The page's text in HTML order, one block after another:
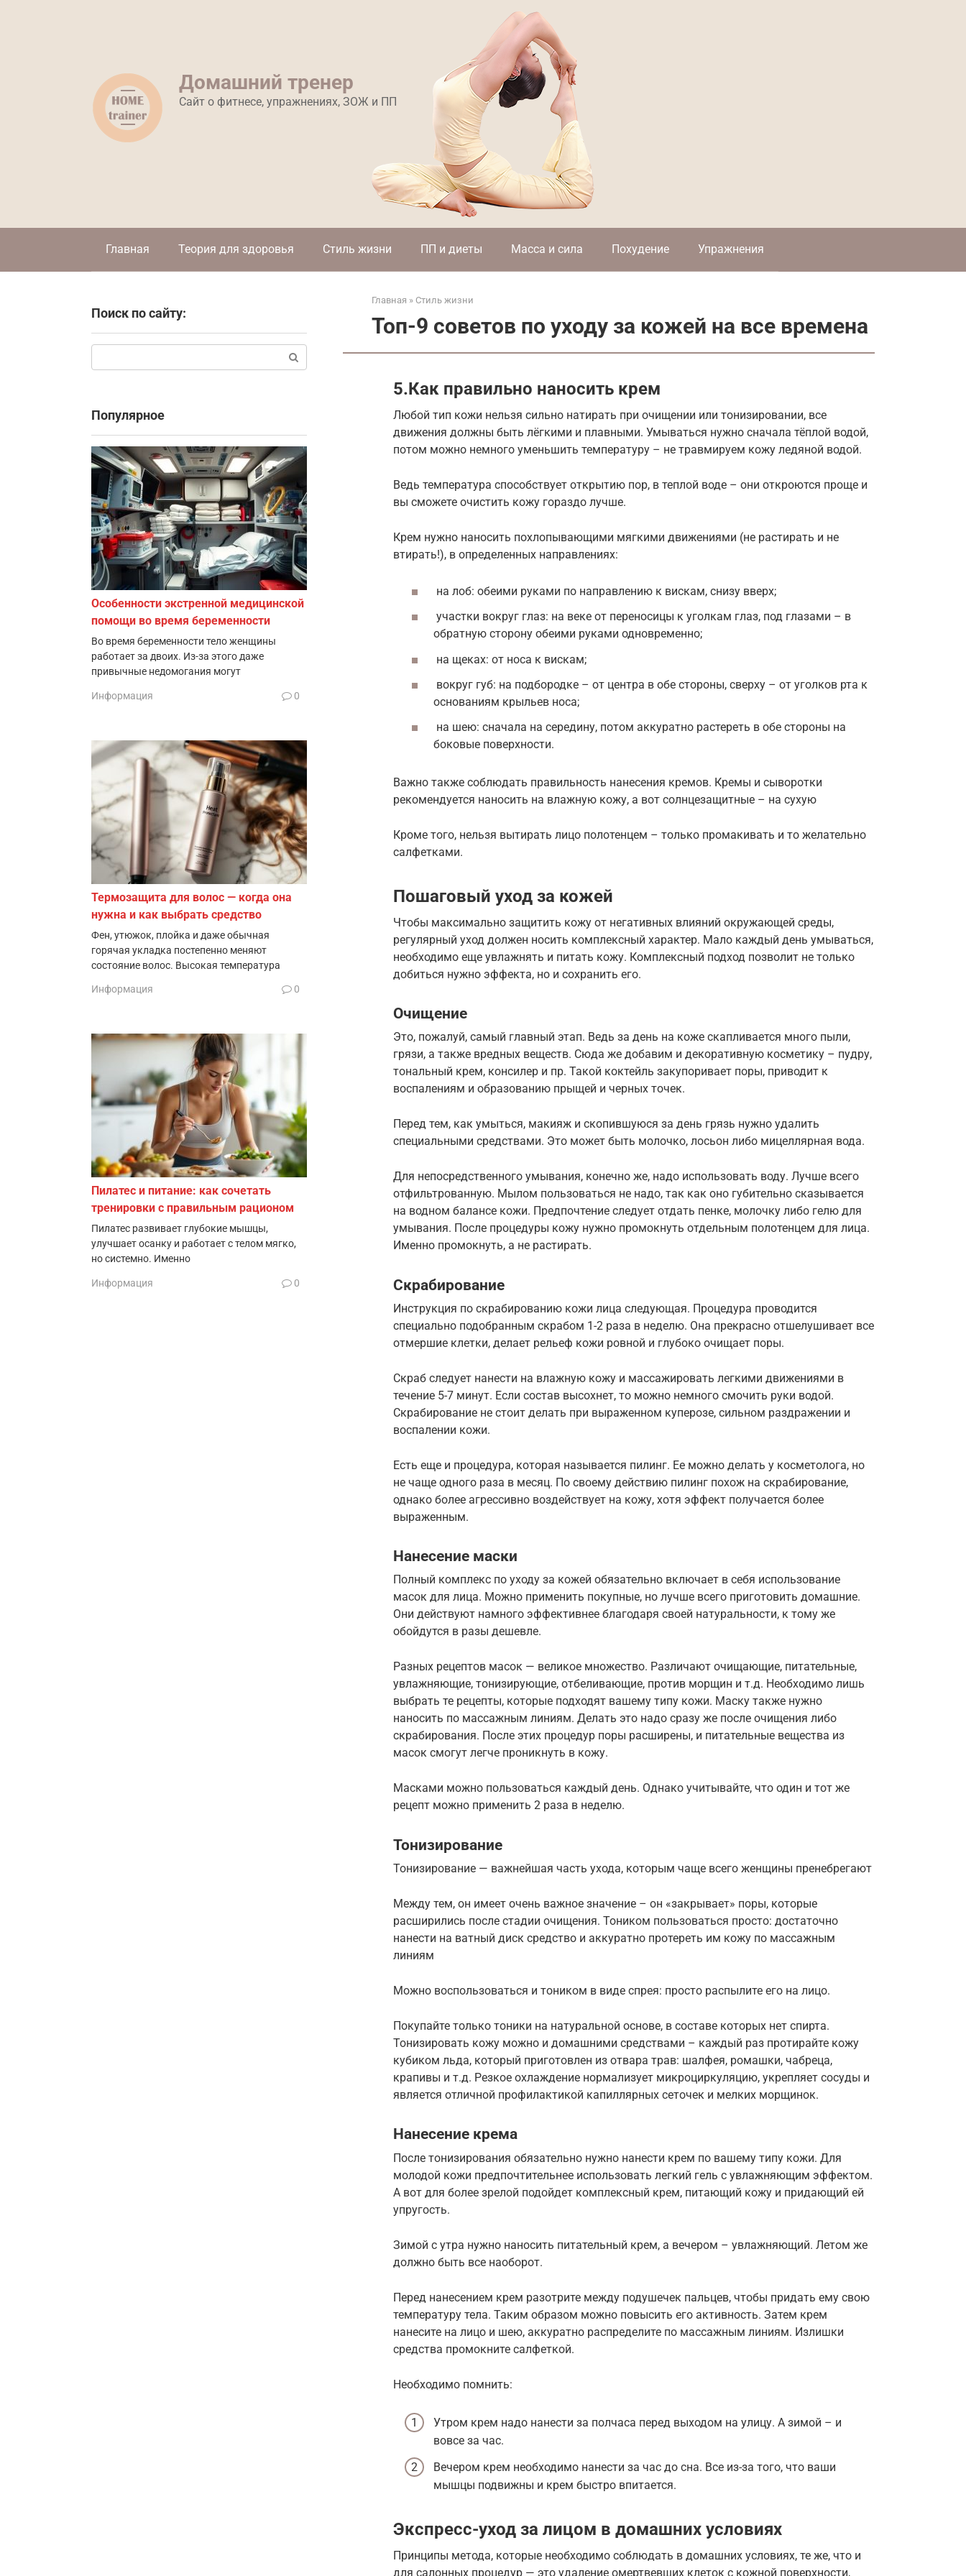
Домашний тренер
Сайт о фитнесе, упражнениях, ЗОЖ и ПП
Главная Теория для здоровья Стиль жизни ПП и диеты Масса и сила Похудение Упражнения
Главная » Стиль жизни
Топ-9 советов по уходу за кожей на все времена
5.Как правильно наносить крем
Любой тип кожи нельзя сильно натирать при очищении или тонизировании, все
движения должны быть лёгкими и плавными. Умываться нужно сначала тёплой водой,
потом можно немного уменьшить температуру – не травмируем кожу ледяной водой.
Ведь температура способствует открытию пор, в теплой воде – они откроются проще и
вы сможете очистить кожу гораздо лучше.
Крем нужно наносить похлопывающими мягкими движениями (не растирать и не
втирать!), в определенных направлениях:
на лоб: обеими руками по направлению к вискам, снизу вверх;
участки вокруг глаз: на веке от переносицы к уголкам глаз, под глазами – в
обратную сторону обеими руками одновременно;
на щеках: от носа к вискам;
вокруг губ: на подбородке – от центра в обе стороны, сверху – от уголков рта к
основаниям крыльев носа;
на шею: сначала на середину, потом аккуратно растереть в обе стороны на
боковые поверхности.
Важно также соблюдать правильность нанесения кремов. Кремы и сыворотки
рекомендуется наносить на влажную кожу, а вот солнцезащитные – на сухую
Кроме того, нельзя вытирать лицо полотенцем – только промакивать и то желательно
салфетками.
Пошаговый уход за кожей
Чтобы максимально защитить кожу от негативных влияний окружающей среды,
регулярный уход должен носить комплексный характер. Мало каждый день умываться,
необходимо еще увлажнять и питать кожу. Комплексный подход позволит не только
добиться нужно эффекта, но и сохранить его.
Очищение
Это, пожалуй, самый главный этап. Ведь за день на коже скапливается много пыли,
грязи, а также вредных веществ. Сюда же добавим и декоративную косметику – пудру,
тональный крем, консилер и пр. Такой коктейль закупоривает поры, приводит к
воспалениям и образованию прыщей и черных точек.
Перед тем, как умыться, макияж и скопившуюся за день грязь нужно удалить
специальными средствами. Это может быть молочко, лосьон либо мицеллярная вода.
Для непосредственного умывания, конечно же, надо использовать воду. Лучше всего
отфильтрованную. Мылом пользоваться не надо, так как оно губительно сказывается
на водном балансе кожи. Предпочтение следует отдать пенке, молочку либо гелю для
умывания. После процедуры кожу нужно промокнуть отдельным полотенцем для лица.
Именно промокнуть, а не растирать.
Скрабирование
Инструкция по скрабированию кожи лица следующая. Процедура проводится
специально подобранным скрабом 1-2 раза в неделю. Она прекрасно отшелушивает все
отмершие клетки, делает рельеф кожи ровной и глубоко очищает поры.
Скраб следует нанести на влажную кожу и массажировать легкими движениями в
течение 5-7 минут. Если состав высохнет, то можно немного смочить руки водой.
Скрабирование не стоит делать при выраженном куперозе, сильном раздражении и
воспалении кожи.
Есть еще и процедура, которая называется пилинг. Ее можно делать у косметолога, но
не чаще одного раза в месяц. По своему действию пилинг похож на скрабирование,
однако более агрессивно воздействует на кожу, хотя эффект получается более
выраженным.
Нанесение маски
Полный комплекс по уходу за кожей обязательно включает в себя использование
масок для лица. Можно применить покупные, но лучше всего приготовить домашние.
Они действуют намного эффективнее благодаря своей натуральности, к тому же
обойдутся в разы дешевле.
Разных рецептов масок — великое множество. Различают очищающие, питательные,
увлажняющие, тонизирующие, отбеливающие, против морщин и т.д. Необходимо лишь
выбрать те рецепты, которые подходят вашему типу кожи. Маску также нужно
наносить по массажным линиям. Делать это надо сразу же после очищения либо
скрабирования. После этих процедур поры расширены, и питательные вещества из
масок смогут легче проникнуть в кожу.
Масками можно пользоваться каждый день. Однако учитывайте, что один и тот же
рецепт можно применить 2 раза в неделю.
Тонизирование
Тонизирование — важнейшая часть ухода, которым чаще всего женщины пренебрегают
Между тем, он имеет очень важное значение – он «закрывает» поры, которые
расширились после стадии очищения. Тоником пользоваться просто: достаточно
нанести на ватный диск средство и аккуратно протереть им кожу по массажным
линиям
Можно воспользоваться и тоником в виде спрея: просто распылите его на лицо.
Покупайте только тоники на натуральной основе, в составе которых нет спирта.
Тонизировать кожу можно и домашними средствами – каждый раз протирайте кожу
кубиком льда, который приготовлен из отвара трав: шалфея, ромашки, чабреца,
крапивы и т.д. Резкое охлаждение нормализует микроциркуляцию, укрепляет сосуды и
является отличной профилактикой капиллярных сеточек и мелких морщинок.
Нанесение крема
После тонизирования обязательно нужно нанести крем по вашему типу кожи. Для
молодой кожи предпочтительнее использовать легкий гель с увлажняющим эффектом.
А вот для более зрелой подойдет комплексный крем, питающий кожу и придающий ей
упругость.
Зимой с утра нужно наносить питательный крем, а вечером – увлажняющий. Летом же
должно быть все наоборот.
Перед нанесением крем разотрите между подушечек пальцев, чтобы придать ему свою
температуру тела. Таким образом можно повысить его активность. Затем крем
нанесите на лицо и шею, аккуратно распределите по массажным линиям. Излишки
средства промокните салфеткой.
Необходимо помнить:
Утром крем надо нанести за полчаса перед выходом на улицу. А зимой – и
вовсе за час.
Вечером крем необходимо нанести за час до сна. Все из-за того, что ваши
мышцы подвижны и крем быстро впитается.
Экспресс-уход за лицом в домашних условиях
Принципы метода, которые необходимо соблюдать в домашних условиях, те же, что и
для салонных процедур — это удаление омертвевших клеток с кожной поверхности,
Поиск по сайту:
Популярное
Особенности экстренной медицинской
помощи во время беременности
Во время беременности тело женщины
работает за двоих. Из-за этого даже
привычные недомогания могут
Информация 0
Термозащита для волос — когда она
нужна и как выбрать средство
Фен, утюжок, плойка и даже обычная
горячая укладка постепенно меняют
состояние волос. Высокая температура
Информация 0
Пилатес и питание: как сочетать
тренировки с правильным рационом
Пилатес развивает глубокие мышцы,
улучшает осанку и работает с телом мягко,
но системно. Именно
Информация 0